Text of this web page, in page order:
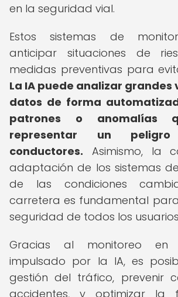
en la seguridad vial.
Estos sistemas de
anticipar situaciones de
medidas preventivas para
La IA puede analizar grandes
datos de forma
patrones o anomalías
representar un
conductores. Asimismo, la
adaptación de los sistemas
de las condiciones
carretera es fundamental
seguridad de todos los
Gracias al monitoreo en
impulsado por la IA, es
gestión del tráfico, prevenir
accidentes, y optimizar la